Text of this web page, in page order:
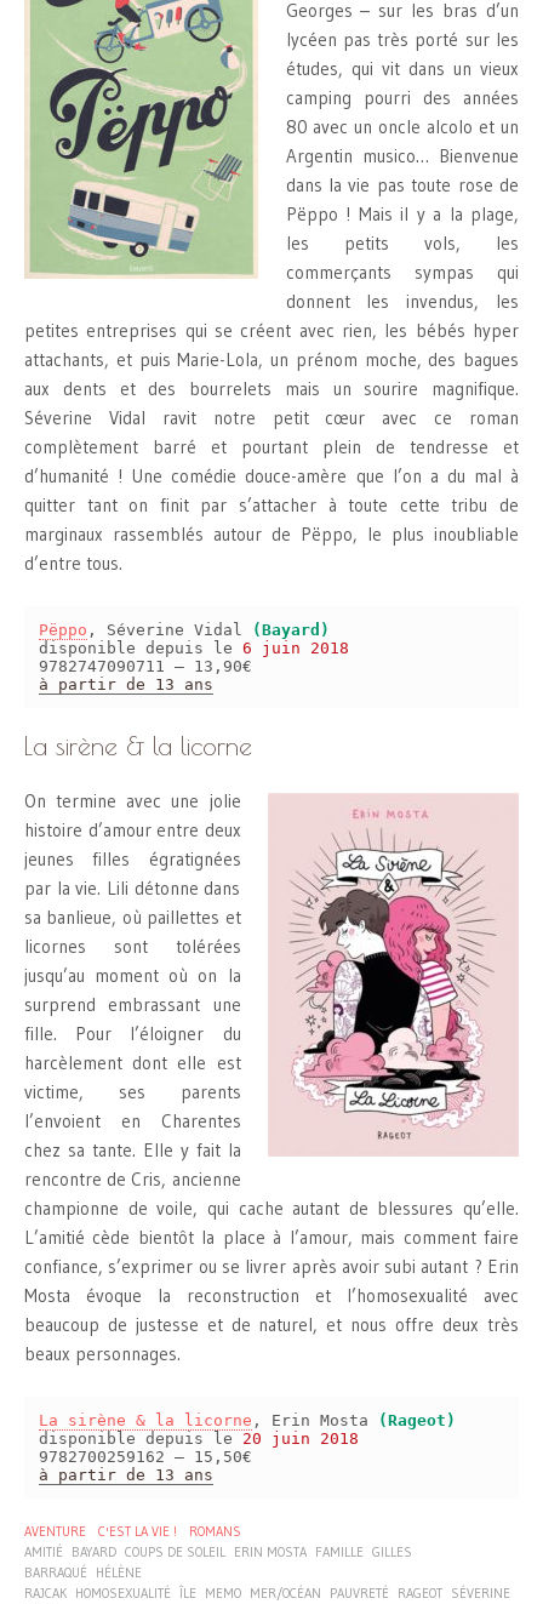
Georges – sur les bras d’un
lycéen pas très porté sur les
études, qui vit dans un vieux
camping pourri des années
80 avec un oncle alcolo et un
Argentin musico… Bienvenue
dans la vie pas toute rose de
Pëppo ! Mais il y a la plage,
les petits vols, les
commerçants sympas qui
donnent les invendus, les
petites entreprises qui se créent avec rien, les bébés hyper
attachants, et puis Marie-Lola, un prénom moche, des bagues
aux dents et des bourrelets mais un sourire magnifique.
Séverine Vidal ravit notre petit cœur avec ce roman
complètement barré et pourtant plein de tendresse et
d’humanité ! Une comédie douce-amère que l’on a du mal à
quitter tant on finit par s’attacher à toute cette tribu de
marginaux rassemblés autour de Pëppo, le plus inoubliable
d’entre tous.
Pëppo , Séverine Vidal
(Bayard)
disponible depuis le 6 juin 2018
9782747090711 – 13,90€
à partir de 13 ans
La sirène & la licorne
On termine avec une jolie
histoire d’amour entre deux
jeunes filles égratignées
par la vie. Lili détonne dans
sa banlieue, où paillettes et
licornes sont tolérées
jusqu’au moment où on la
surprend embrassant une
fille. Pour l’éloigner du
harcèlement dont elle est
victime, ses parents
l’envoient en Charentes
chez sa tante. Elle y fait la
rencontre de Cris, ancienne
championne de voile, qui cache autant de blessures qu’elle.
L’amitié cède bientôt la place à l’amour, mais comment faire
confiance, s’exprimer ou se livrer après avoir subi autant ? Erin
Mosta évoque la reconstruction et l’homosexualité avec
beaucoup de justesse et de naturel, et nous offre deux très
beaux personnages.
La sirène & la licorne , Erin Mosta
(Rageot)
disponible depuis le 20 juin 2018
9782700259162 – 15,50€
à partir de 13 ans
AVENTURE C'EST LA VIE !
ROMANS
AMITIÉ
BAYARD COUPS DE SOLEIL ERIN MOSTA FAMILLE GILLES
BARRAQUÉ
HÉLÈNE
RAJCAK HOMOSEXUALITÉ ÎLE MEMO MER/OCÉAN PAUVRETÉ RAGEOT SÉVERINE